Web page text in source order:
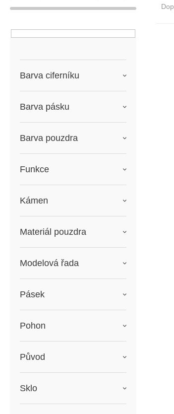
Barva ciferníku
Barva pásku
Barva pouzdra
Funkce
Kámen
Materiál pouzdra
Modelová řada
Pásek
Pohon
Původ
Sklo